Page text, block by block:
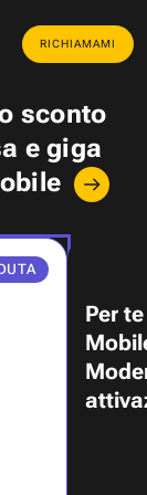
RICHIAMAMI
sconto
egiga
Per